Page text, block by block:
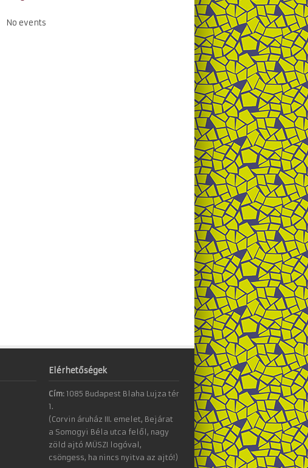
No events
Elérhetőségek
Cím: 1085 Budapest Blaha Lujza tér
1.
(Corvin áruház III. emelet, Bejárat
a Somogyi Béla utca felől, nagy
zöld ajtó MÜSZI logóval,
csöngess, ha nincs nyitva az ajtó!)